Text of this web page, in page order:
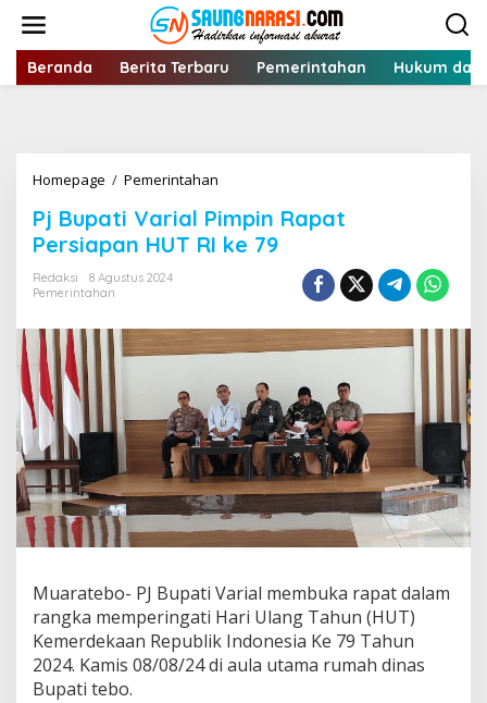
konten
Beranda Berita Terbaru Pemerintahan Hukum
Homepage / Pemerintahan
Varial
Pimpin
Rapat
ke
79
Pj Bupati Varial Pimpin Rapat
Persiapan HUT RI ke 79
Redaksi
8 Agustus 2024
Pemerintahan
Muaratebo- PJ Bupati Varial membuka rapat dalam
rangka memperingati Hari Ulang Tahun (HUT)
Kemerdekaan Republik Indonesia Ke 79 Tahun
2024. Kamis 08/08/24 di aula utama rumah dinas
Bupati tebo.